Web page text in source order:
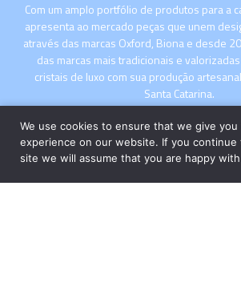
Com um amplo portfólio de produtos para a
apresenta ao mercado peças que unem
através das marcas Oxford, Biona e desde
das marcas mais tradicionais e
cristais de luxo com sua produção
Santa Catarina.
We use cookies to ensure that we give
experience on our website. If you continue
site we will assume that you are happy